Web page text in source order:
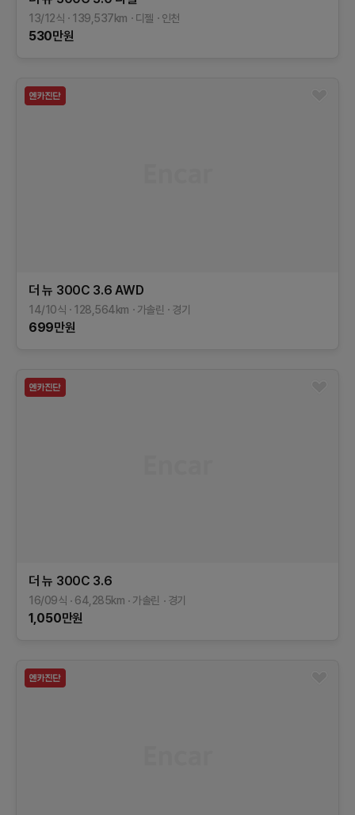
13/12식 139,537km 디젤 인천
530만원
더 뉴 300C 3.6 AWD
14/10식 128,564km 가솔린 경기
699만원
더 뉴 300C 3.6
16/09식 64,285km 가솔린 경기
1,050만원